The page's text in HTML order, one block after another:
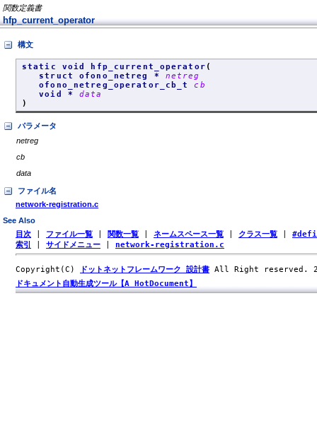
関数定義書
hfp_current_operator
構文
static void hfp_current_operator (
struct ofono_netreg * netreg
ofono_netreg_operator_cb_tcb
void *data
)
パラメータ
netreg
cb
data
ファイル名
network-registration.c
See Also
目次 ファイル一覧 関数一覧 ネームスペース一覧 クラス一覧
索引
サイドメニュー network-registration.c
Copyright(C) ドットネットフレームワーク 設計書 All Right reserved.
ドキュメント自動生成ツール【A HotDocument】